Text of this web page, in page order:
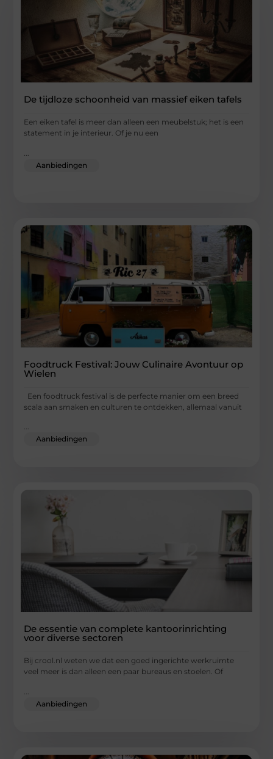
De tijdloze schoonheid van massief eiken tafels
Een eiken tafel is meer dan alleen een meubelstuk; het is een
statement in je interieur. Of je nu een
Aanbiedingen
Foodtruck Festival: Jouw Culinaire Avontuur op
Wielen
Een foodtruck festival is de perfecte manier om een breed
scala aan smaken en culturen te ontdekken, allemaal vanuit
...
Aanbiedingen
De essentie van complete kantoorinrichting
voor diverse sectoren
Bij crool.nl weten we dat een goed ingerichte werkruimte
veel meer is dan alleen een paar bureaus en stoelen. Of
Aanbiedingen